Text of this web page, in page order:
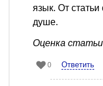
язык. От статьи
душе.
Оценка
0 Ответить